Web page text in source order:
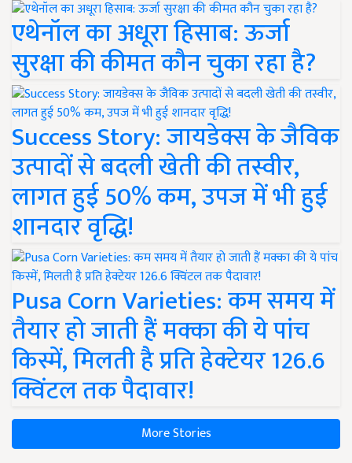
एथेनॉल का अधूरा हिसाब: ऊर्जा
सुरक्षा की कीमत कौन चुका रहा है?
Success Story: जायडेक्स के जैविक
उत्पादों से बदली खेती की तस्वीर,
लागत हुई 50% कम, उपज में भी हुई
शानदार वृद्धि!
Pusa Corn Varieties: कम समय में
तैयार हो जाती हैं मक्का की ये पांच
किस्में, मिलती है प्रति हेक्टेयर 126.6
क्विंटल तक पैदावार!
More Stories